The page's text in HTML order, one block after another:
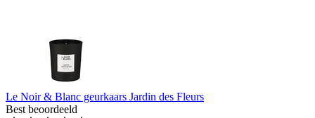
Le Noir & Blanc geurkaars Jardin des Fleurs
Best beoordeeld